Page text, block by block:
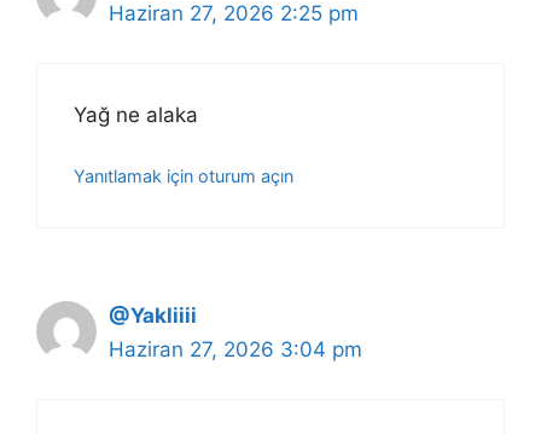
Haziran 27, 2026 2:25 pm
Yağ ne alaka
Yanıtlamak için oturum açın
@Yakliiii
Haziran 27, 2026 3:04 pm